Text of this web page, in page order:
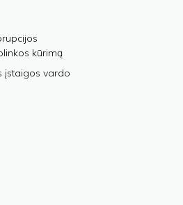
kūrimą
įstaigos vardo